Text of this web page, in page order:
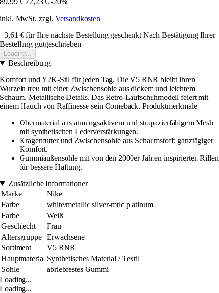
inkl. MwSt. zzgl. Versandkosten
+3,61 € für Ihre nächste Bestellung geschenkt Nach Bestätigung Ihrer
Bestellung gutgeschrieben
Loading...
Beschreibung
Komfort und Y2K-Stil für jeden Tag. Die V5 RNR bleibt ihren
Wurzeln treu mit einer Zwischensohle aus dickem und leichtem
Schaum. Metallische Details. Das Retro-Laufschuhmodell feiert mit
einem Hauch von Raffinesse sein Comeback. Produktmerkmale
Obermaterial aus atmungsaktivem und strapazierfähigem Mesh
mit synthetischen Lederverstärkungen.
Kragenfutter und Zwischensohle aus Schaumstoff: ganztägiger
Komfort.
Gummiaußensohle mit von den 2000er Jahren inspirierten Rillen
für bessere Haftung.
Zusätzliche Informationen
Marke
Nike
Farbe
white/metallic silver-mtlc platinum
Farbe
Weiß
Geschlecht
Frau
Altersgruppe
Erwachsene
Sortiment
V5 RNR
Hauptmaterial Synthetisches Material / Textil
Sohle
abriebfestes Gummi
Loading...
Loading...